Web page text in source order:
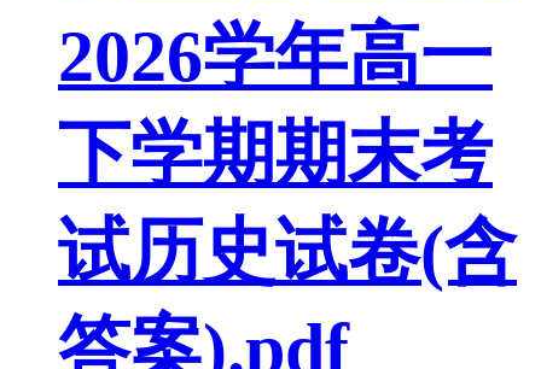
2026学年高一
下学期期末考
试历史试卷(含
答案).pdf